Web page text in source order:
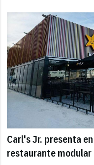
Carl's Jr. presenta
restaurante modular